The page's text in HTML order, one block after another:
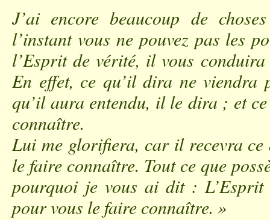
J’ai encore beaucoup de
l’instant vous ne pouvez pas les
l’Esprit de vérité, il vous
En effet, ce qu’il dira ne viendra
qu’il aura entendu, il le dira ; et
connaître.
Lui me glorifiera, car il recevra
le faire connaître. Tout ce que
pourquoi je vous ai dit :
pour vous le faire connaître. »